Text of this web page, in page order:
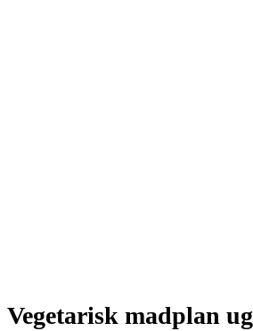
Vegetarisk madplan